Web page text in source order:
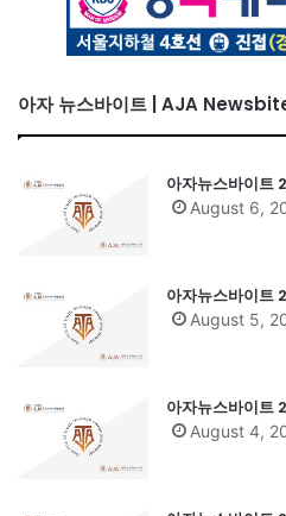
아자 뉴스바이트 | AJA
아자뉴스바이
August 6,
아자뉴스바이
August 5,
아자뉴스바이
August 4,